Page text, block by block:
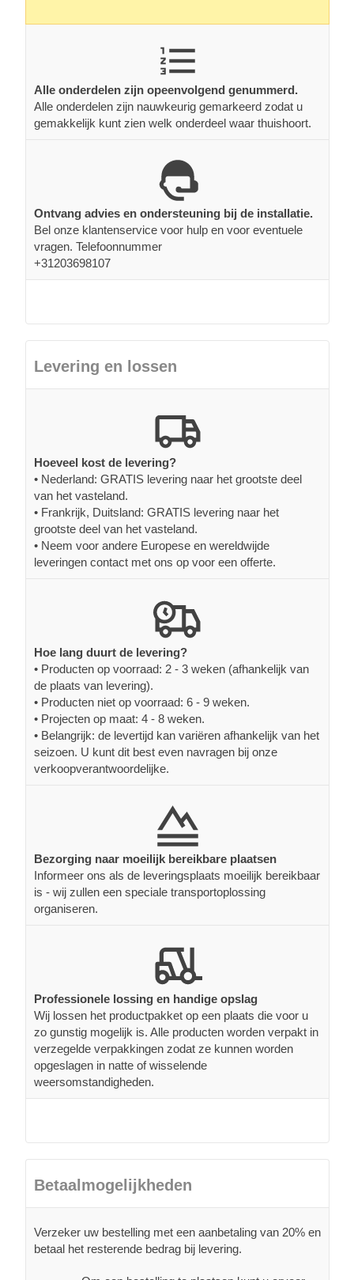
Alle onderdelen zijn opeenvolgend genummerd.
Alle onderdelen zijn nauwkeurig gemarkeerd zodat u
gemakkelijk kunt zien welk onderdeel waar thuishoort.
Ontvang advies en ondersteuning bij de installatie.
Bel onze klantenservice voor hulp en voor eventuele
vragen. Telefoonnummer
+31203698107
Levering en lossen
Hoeveel kost de levering?
• Nederland: GRATIS levering naar het grootste deel
van het vasteland.
• Frankrijk, Duitsland: GRATIS levering naar het
grootste deel van het vasteland.
• Neem voor andere Europese en wereldwijde
leveringen contact met ons op voor een offerte.
Hoe lang duurt de levering?
• Producten op voorraad: 2 - 3 weken (afhankelijk van
de plaats van levering).
• Producten niet op voorraad: 6 - 9 weken.
• Projecten op maat: 4 - 8 weken.
• Belangrijk: de levertijd kan variëren afhankelijk van het
seizoen. U kunt dit best even navragen bij onze
verkoopverantwoordelijke.
Bezorging naar moeilijk bereikbare plaatsen
Informeer ons als de leveringsplaats moeilijk bereikbaar
is - wij zullen een speciale transportoplossing
organiseren.
Professionele lossing en handige opslag
Wij lossen het productpakket op een plaats die voor u
zo gunstig mogelijk is. Alle producten worden verpakt in
verzegelde verpakkingen zodat ze kunnen worden
opgeslagen in natte of wisselende
weersomstandigheden.
Betaalmogelijkheden
Verzeker uw bestelling met een aanbetaling van 20% en
betaal het resterende bedrag bij levering.